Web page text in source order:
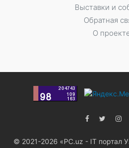
Выставки и
Обратная
О
© 2021-2026 «PC.uz - IT портал